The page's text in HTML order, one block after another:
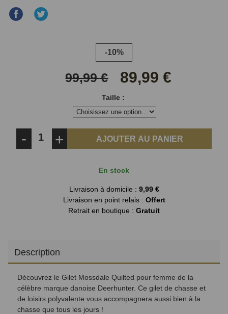
Partager
-10%
99,99 € 89,99 €
Taille :
- + AJOUTER AU PANIER
En stock
Livraison à domicile : 9,99 €
Livraison en point relais : Offert
Retrait en boutique : Gratuit
Description
Découvrez le Gilet Mossdale Quilted pour femme de la
célèbre marque danoise Deerhunter. Ce gilet de chasse et
de loisirs polyvalente vous accompagnera aussi bien à la
chasse que tous les jours !